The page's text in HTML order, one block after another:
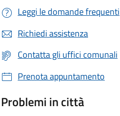
Leggi le domande frequenti
Richiedi assistenza
Contatta gli uffici comunali
Prenota appuntamento
Problemi in città